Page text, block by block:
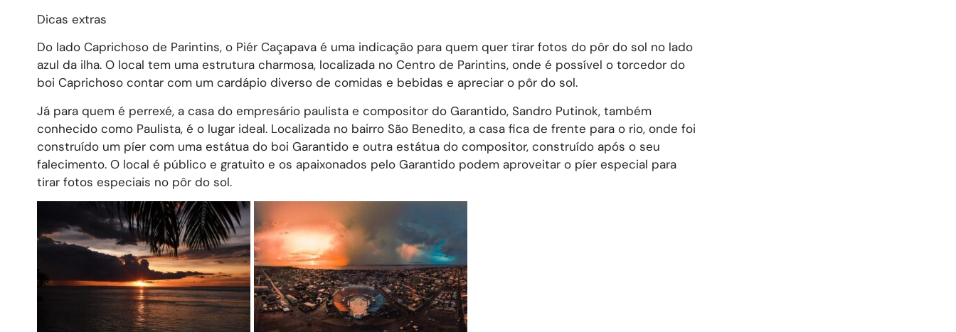
Dicas extras
Do lado Caprichoso de Parintins, o Piér Caçapava é uma indicação para quem quer tirar fotos do pôr do sol no lado
azul da ilha. O local tem uma estrutura charmosa, localizada no Centro de Parintins, onde é possível o torcedor do
boi Caprichoso contar com um cardápio diverso de comidas e bebidas e apreciar o pôr do sol.
Já para quem é perrexé, a casa do empresário paulista e compositor do Garantido, Sandro Putinok, também
conhecido como Paulista, é o lugar ideal. Localizada no bairro São Benedito, a casa fica de frente para o rio, onde foi
construído um píer com uma estátua do boi Garantido e outra estátua do compositor, construído após o seu
falecimento. O local é público e gratuito e os apaixonados pelo Garantido podem aproveitar o píer especial para
tirar fotos especiais no pôr do sol.